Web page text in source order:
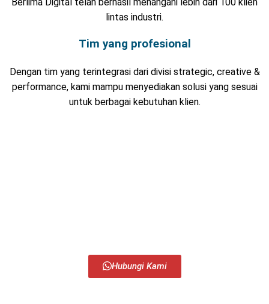
lintas industri.
Tim yang profesional
Dengan tim yang terintegrasi dari divisi strategic, creative &
performance, kami mampu menyediakan solusi yang sesuai
untuk berbagai kebutuhan klien.
Hubungi Kami